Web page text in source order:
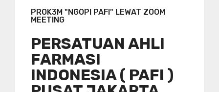
PROK3M "NGOPI PAFI" LEWAT ZOOM
MEETING
PERSATUAN AHLI
FARMASI
INDONESIA ( PAFI )